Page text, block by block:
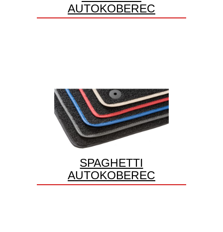
AUTOKOBEREC
SPAGHETTI
AUTOKOBEREC